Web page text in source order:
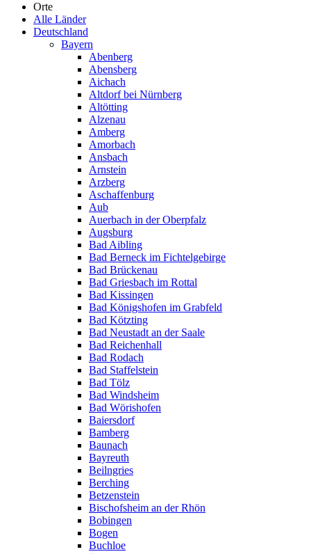
Orte
Alle Länder
Deutschland
Bayern
Abenberg
Abensberg
Aichach
Altdorf bei Nürnberg
Altötting
Alzenau
Amberg
Amorbach
Ansbach
Arnstein
Arzberg
Aschaffenburg
Aub
Auerbach in der Oberpfalz
Augsburg
Bad Aibling
Bad Berneck im Fichtelgebirge
Bad Brückenau
Bad Griesbach im Rottal
Bad Kissingen
Bad Königshofen im Grabfeld
Bad Kötzting
Bad Neustadt an der Saale
Bad Reichenhall
Bad Rodach
Bad Staffelstein
Bad Tölz
Bad Windsheim
Bad Wörishofen
Baiersdorf
Bamberg
Baunach
Bayreuth
Beilngries
Berching
Betzenstein
Bischofsheim an der Rhön
Bobingen
Bogen
Buchloe